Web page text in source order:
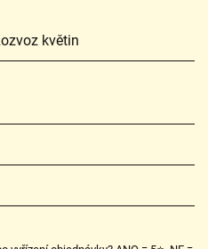
květin